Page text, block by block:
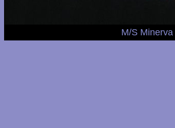
M/S Minerva